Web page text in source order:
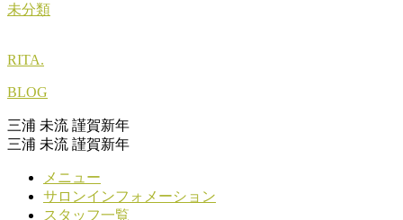
未分類
RITA.
BLOG
三浦 未流 謹賀新年
三浦 未流 謹賀新年
メニュー
サロンインフォメーション
スタッフ一覧